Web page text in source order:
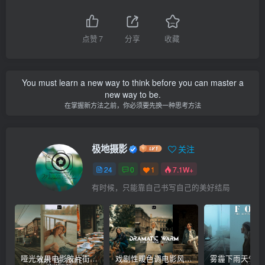
点赞7 分享 收藏
You must learn a new way to think before you can master a
new way to be.
在掌握新方法之前，你必须要先换一种思考方法
极地摄影 关注
24 0 1 7.1W+
有时候，只能靠自己书写自己的美好结局
哑光效果电影胶片街拍人像Lr调色，手机滤镜PS+Lightroom预设下载！ 戏剧性暖色调电影风格人像自拍Lr调色教程，手机滤镜PS+Lightroom预设下载！